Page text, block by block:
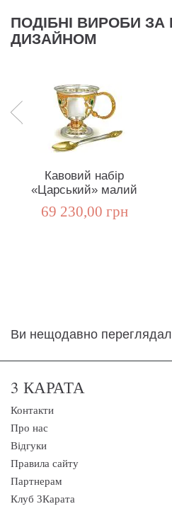
ПОДІБНІ ВИРОБИ
ДИЗАЙНОМ
Кавовий набір
«Царський» малий
69 230,00 грн
Ви нещодавно
3 КАРАТА
Контакти
Про нас
Відгуки
Правила сайту
Партнерам
Клуб 3Карата